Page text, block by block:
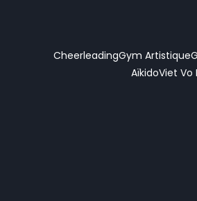
CheerleadingGym Artistique
AïkidoViet Vo